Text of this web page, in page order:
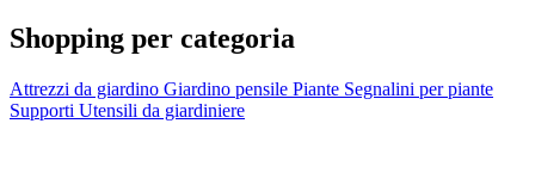
Shopping per categoria
Attrezzi da giardino Giardino pensile Piante Segnalini per piante
Supporti Utensili da giardiniere